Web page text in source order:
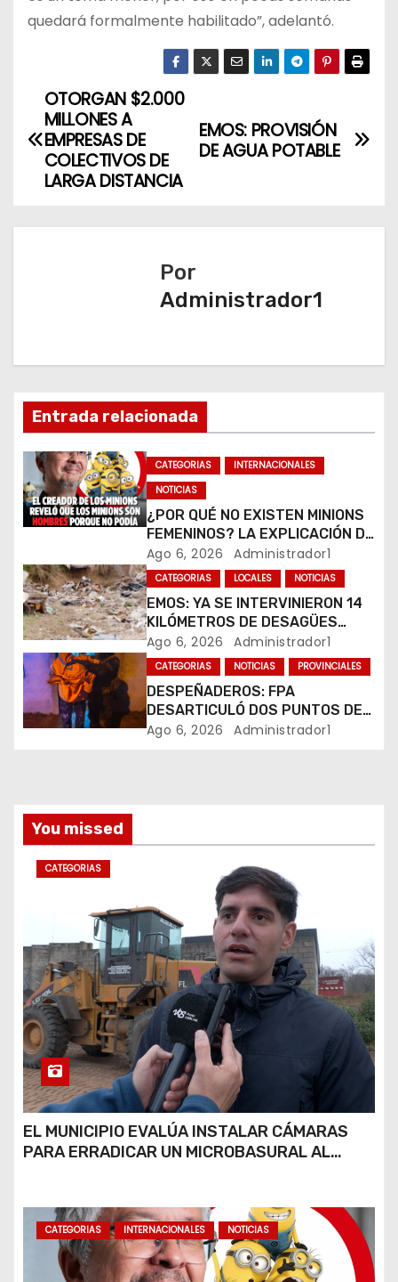
quedará formalmente habilitado”, adelantó.
N
a
e
i
ó
n
d
e
e
n
t
r
a
s
EMOS: PROVISIÓN
DE AGUA POTABLE
OTORGAN $2.000
MILLONES A
EMPRESAS DE
COLECTIVOS DE
LARGA DISTANCIA
Por
Administrador1
Entrada relacionada
CATEGORIAS
INTERNACIONALES
NOTICIAS
¿POR QUÉ NO EXISTEN MINIONS
FEMENINOS? LA EXPLICACIÓN DE
SU CREADOR QUE VOLVIÓ A
VIRALIZARSE
Ago 6, 2026 Administrador1
CATEGORIAS LOCALES NOTICIAS
EMOS: YA SE INTERVINIERON 14
KILÓMETROS DE DESAGÜES
PLUVIALES
Ago 6, 2026 Administrador1
CATEGORIAS NOTICIAS PROVINCIALES
DESPEÑADEROS: FPA
DESARTICULÓ DOS PUNTOS DE
VENTA DE DROGAS. TRES
Ago 6, 2026 Administrador1
You missed
CATEGORIAS
EL MUNICIPIO EVALÚA INSTALAR CÁMARAS
PARA ERRADICAR UN MICROBASURAL AL
CATEGORIAS INTERNACIONALES NOTICIAS